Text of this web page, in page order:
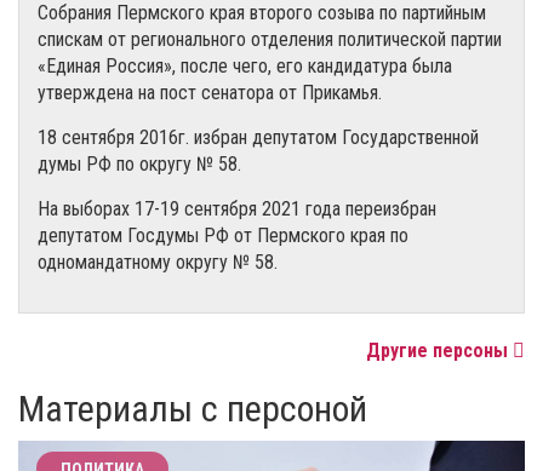
Собрания Пермского края второго созыва по партийным
спискам от регионального отделения политической партии
«Единая Россия», после чего, его кандидатура была
утверждена на пост сенатора от Прикамья.
18 сентября 2016г. избран депутатом Государственной
думы РФ по округу № 58.
На выборах 17-19 сентября 2021 года переизбран
депутатом Госдумы РФ от Пермского края по
одномандатному округу № 58.
Другие персоны
Материалы с персоной